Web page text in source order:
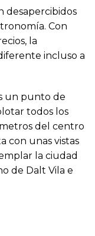
desapercibidos
Con
la
incluso a
un punto de
todos los
del centro
con unas vistas
la ciudad
de Dalt Vila e